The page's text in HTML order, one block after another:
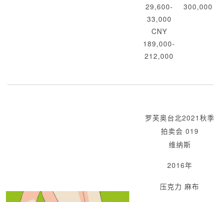
29,600-
33,000
CNY
189,000-
212,000
300,000
罗芙奥台北2021秋季
拍卖会 019
维纳斯
2016年
压克力 麻布